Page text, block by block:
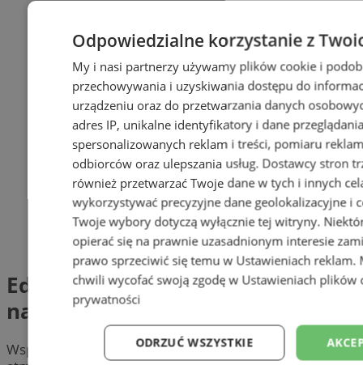
Edukacja ekologiczna od
najmłodszych lat
Wspólne sprzątanie Rymery przebiegło w dobrej
Odpowiedzialne korzystanie z
My i nasi partnerzy używamy plików cookie i
przechowywania i uzyskiwania dostępu do
urządzeniu oraz do przetwarzania danych
adres IP, unikalne identyfikatory i dane
spersonalizowanych reklam i treści, pomiaru
odbiorców oraz ulepszania usług. Dostawcy stron
również przetwarzać Twoje dane w tych i innych
wykorzystywać precyzyjne dane geolokalizacyjne i
Twoje wybory dotyczą wyłącznie tej witryny.
opierać się na prawnie uzasadnionym interesie
prawo sprzeciwić się temu w Ustawieniach reklam.
chwili wycofać swoją zgodę w Ustawieniach plików
prywatności
ODRZUĆ WSZYSTKIE